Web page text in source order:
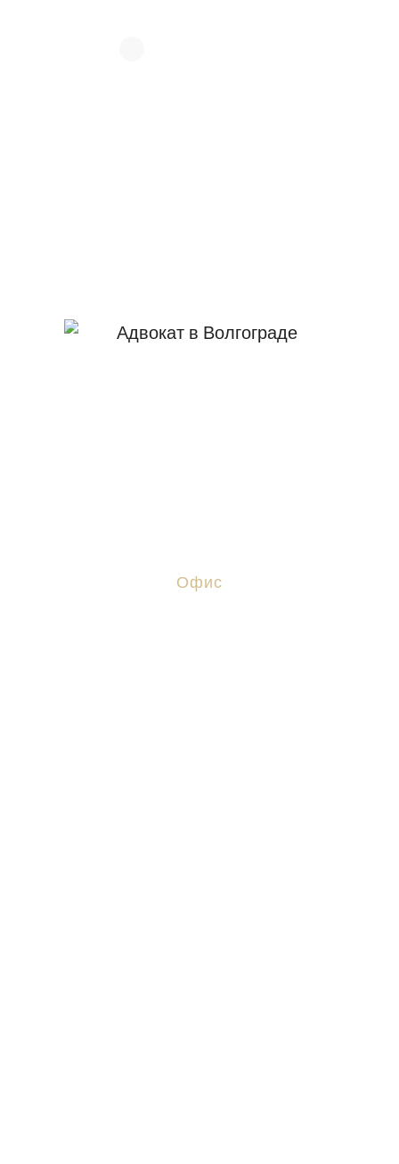
Офис